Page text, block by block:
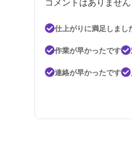
仕上がりに満足しまし
作業が早かったです
連絡が早かったです